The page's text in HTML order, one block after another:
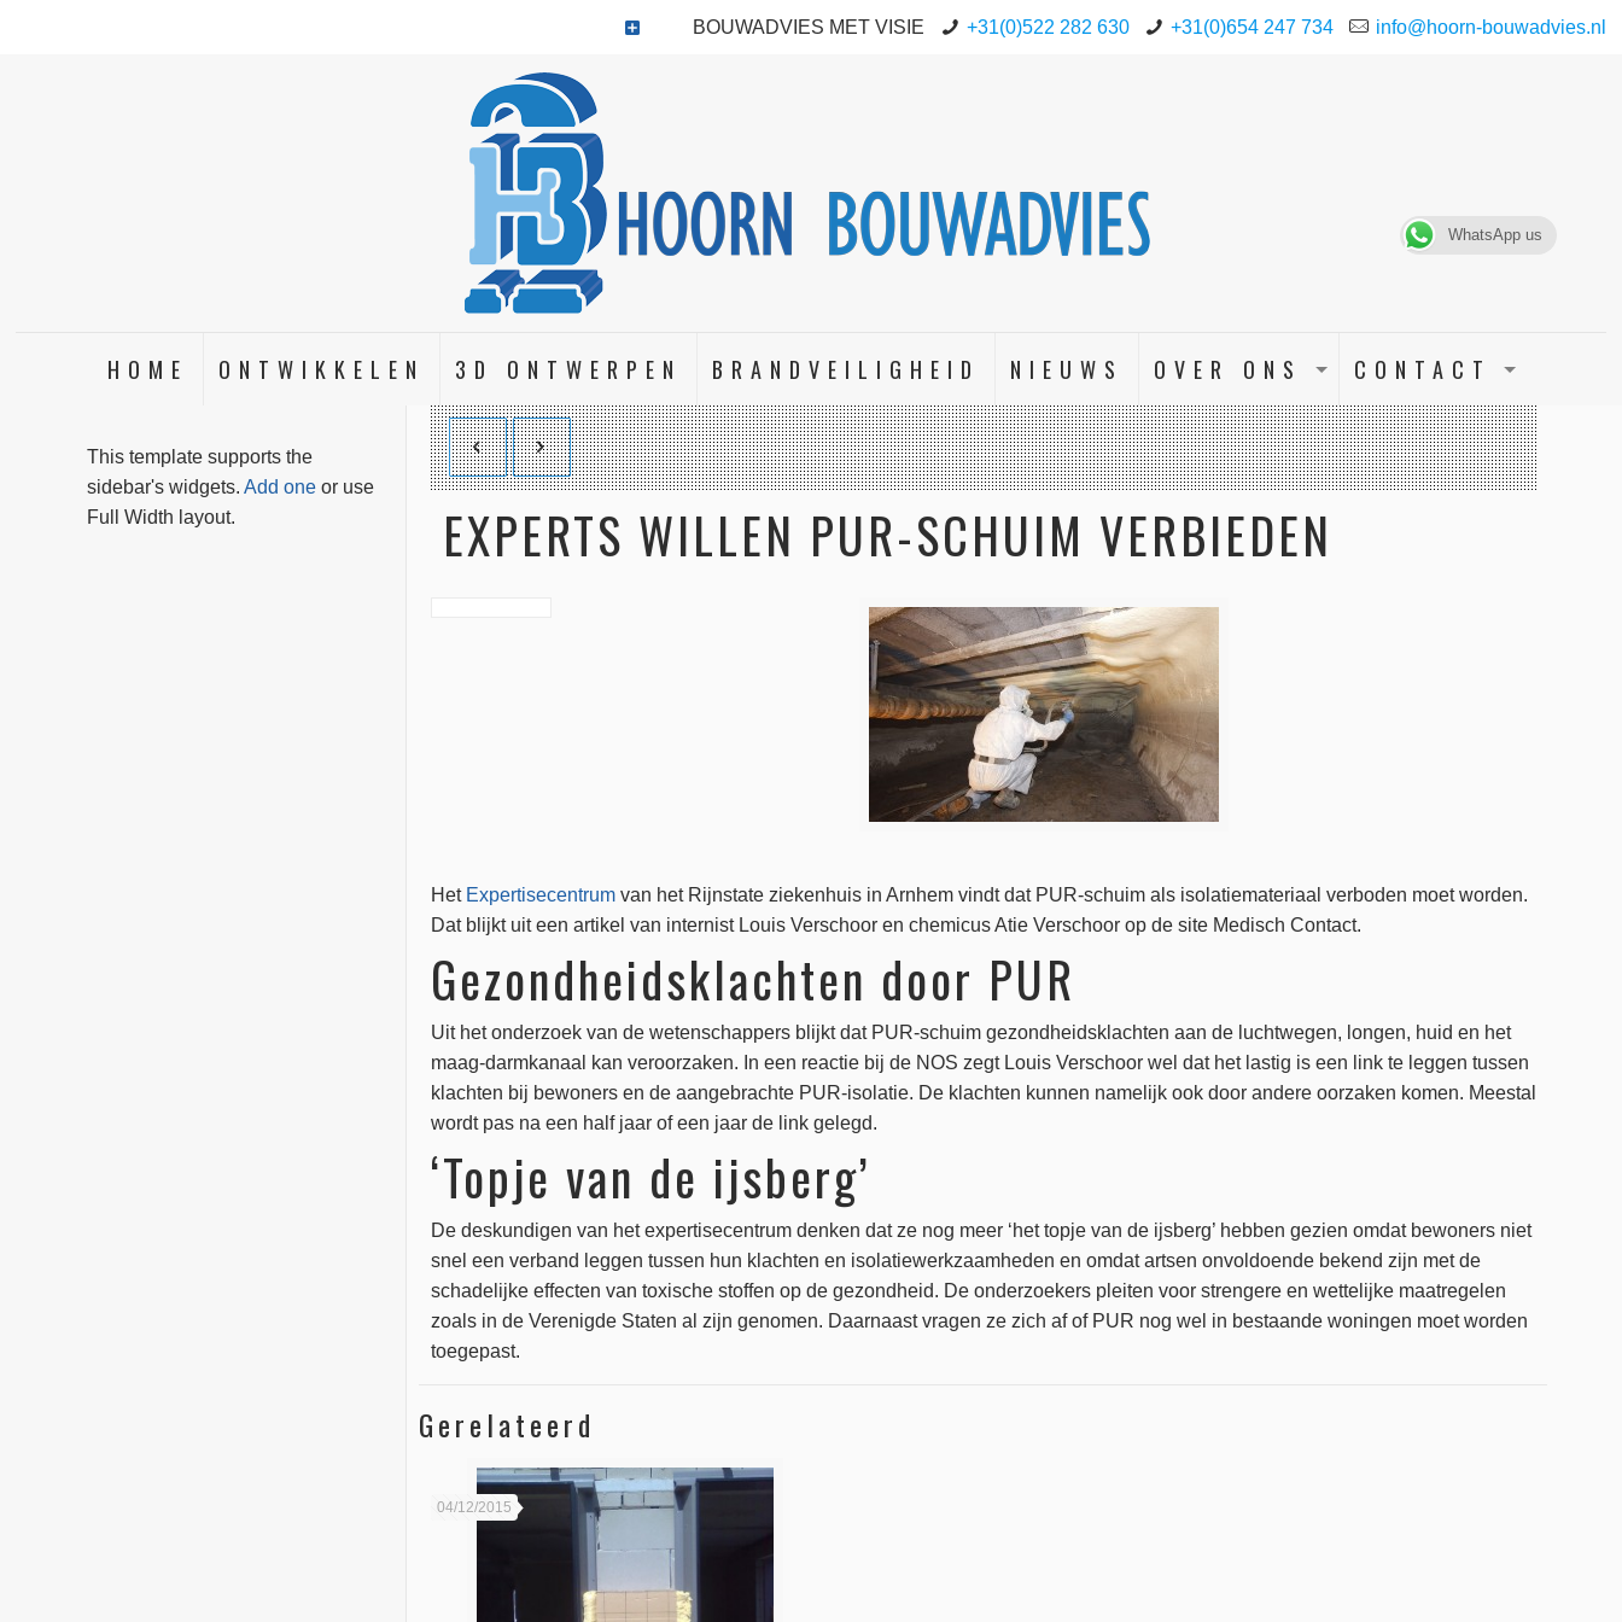
BOUWADVIES MET VISIE +31(0)522 282 630 +31(0)654 247 734 info@hoorn-bouwadvies.nl
HOME ONTWIKKELEN 3D ONTWERPEN BRANDVEILIGHEID NIEUWS OVER ONS CONTACT
EXPERTS WILLEN PUR-SCHUIM VERBIEDEN
Het Expertisecentrumvan het Rijnstate ziekenhuis in Arnhem vindt dat PUR-schuim als isolatiemateriaal verboden moet worden.
Dat blijkt uit een artikel van internist Louis Verschoor en chemicus Atie Verschoor op de site Medisch Contact.
Gezondheidsklachten door PUR
Uit het onderzoek van de wetenschappers blijkt dat PUR-schuim gezondheidsklachten aan de luchtwegen, longen, huid en het
maag-darmkanaal kan veroorzaken. In een reactie bij de NOS zegt Louis Verschoor wel dat het lastig is een link te leggen tussen
klachten bij bewoners en de aangebrachte PUR-isolatie. De klachten kunnen namelijk ook door andere oorzaken komen. Meestal
wordt pas na een half jaar of een jaar de link gelegd.
‘Topje van de ijsberg’
De deskundigen van het expertisecentrum denken dat ze nog meer ‘het topje van de ijsberg’ hebben gezien omdat bewoners niet
snel een verband leggen tussen hun klachten en isolatiewerkzaamheden en omdat artsen onvoldoende bekend zijn met de
schadelijke effecten van toxische stoffen op de gezondheid. De onderzoekers pleiten voor strengere en wettelijke maatregelen
zoals in de Verenigde Staten al zijn genomen. Daarnaast vragen ze zich af of PUR nog wel in bestaande woningen moet worden
toegepast.
Gerelateerd
04/12/2015
This template supports the
sidebar's widgets. Add one or use
Full Width layout.
WhatsApp us